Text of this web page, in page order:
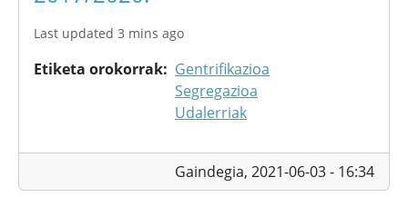
Last updated 3 mins ago
Etiketa orokorrak
Gentrifikazioa
Segregazioa
Udalerriak
Gaindegia, 2021-06-03 - 16:34